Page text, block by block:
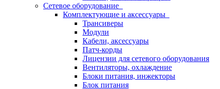
Сетевое оборудование
Комплектующие и аксессуары
Трансиверы
Модули
Кабели, аксессуары
Патч-корды
Лицензии для сетевого оборудования
Вентиляторы, охлаждение
Блоки питания, инжекторы
Блок питания